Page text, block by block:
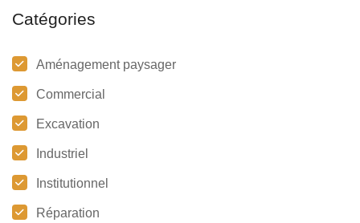
Catégories
Aménagement paysager
Commercial
Excavation
Industriel
Institutionnel
Réparation